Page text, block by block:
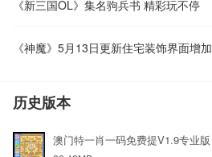
《新三国OL》集名驹兵书 精彩玩不停
《神魔》5月13日更新住宅装饰界面增加
历史版本
澳门特一肖一码免费提V1.9专业版